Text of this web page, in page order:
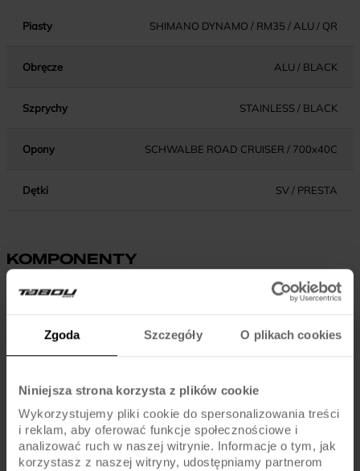
Zgoda Szczegóły O plikach cookies
Niniejsza strona korzysta z plików cookie
Wykorzystujemy pliki cookie do spersonalizowania treści
i reklam, aby oferować funkcje społecznościowe i
analizować ruch w naszej witrynie. Informacje o tym, jak
korzystasz z naszej witryny, udostępniamy partnerom
Piasty SHIMANO DYNAMO / RM35 / ALU / QR
Obręcze ALU / BLACK
Szprychy STAINLESS / BLACK
Opony SCHWALBE ROAD CRUISER / 700x40C
Dętki SV / PRESTA
KOMPONENTY
SHIMANO ALTUS MT200 DISC BRAKE / ROTORS
160MM
Dźwignie hamulca SHIMANO ALTUS MT200
Błotniki ORION / PLASTIC
Pedały ALU / NON-SLIP